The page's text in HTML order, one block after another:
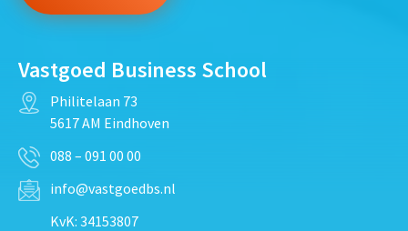
Vastgoed Business School
Philitelaan 73
5617 AM Eindhoven
088 – 091 00 00
info@vastgoedbs.nl
KvK: 34153807